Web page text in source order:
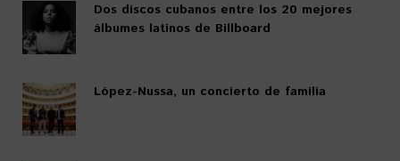
Dos discos cubanos entre los 20 mejores
álbumes latinos de Billboard
López-Nussa, un concierto de familia